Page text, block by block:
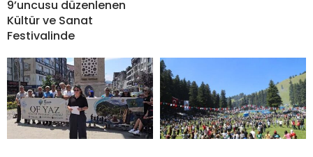
9’uncusu düzenlenen
Kültür ve Sanat
Festivalinde